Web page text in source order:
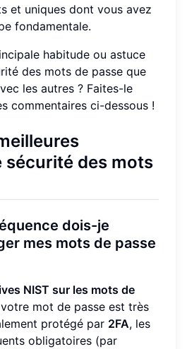
et uniques dont vous avez
fondamentale.
habitude ou astuce
des mots de passe que
les autres ? Faites-le
commentaires ci-dessous !
sécurité des mots
dois-je
mes mots de passe
NIST sur les mots de
mot de passe est très
protégé par 2FA, les
obligatoires (par